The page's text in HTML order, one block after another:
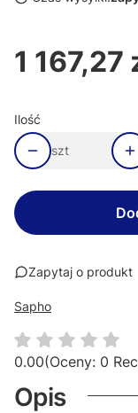
Cena
1 167,27
Ilość
szt
Zapytaj o produkt
Sapho
0.00(Oceny: 0
Opis